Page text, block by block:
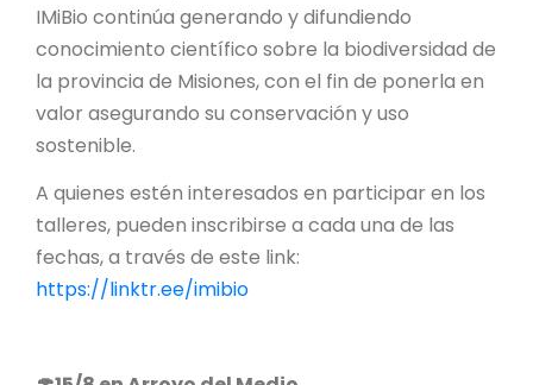
IMiBio continúa generando y difundiendo
conocimiento científico sobre la biodiversidad de
la provincia de Misiones, con el fin de ponerla en
valor asegurando su conservación y uso
sostenible.
A quienes estén interesados en participar en los
talleres, pueden inscribirse a cada una de las
fechas, a través de este link:
https://linktr.ee/imibio